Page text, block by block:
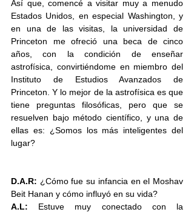
Así que, comencé a visitar muy a menudo
Estados Unidos, en especial Washington, y
en una de las visitas, la universidad de
Princeton me ofreció una beca de cinco
años, con la condición de enseñar
astrofísica, convirtiéndome en miembro del
Instituto de Estudios Avanzados de
Princeton. Y lo mejor de la astrofísica es que
tiene preguntas filosóficas, pero que se
resuelven bajo método científico, y una de
ellas es: ¿Somos los más inteligentes del
lugar?
D.A.R: ¿Cómo fue su infancia en el Moshav
Beit Hanan y cómo influyó en su vida?
A.L: Estuve muy conectado con la